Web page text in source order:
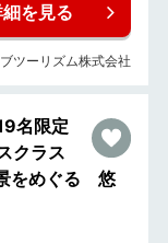
を見る
ツーリズム株式会社
名限定
クラス
をめぐる 悠